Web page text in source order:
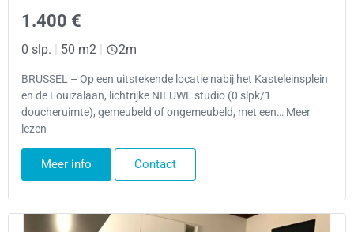
1.400 €
0 slp. 50 m2 2m
BRUSSEL – Op een uitstekende locatie nabij het Kasteleinsplein
en de Louizalaan, lichtrijke NIEUWE studio (0 slpk/1
doucheruimte), gemeubeld of ongemeubeld, met een… Meer
lezen
Meer info Contact